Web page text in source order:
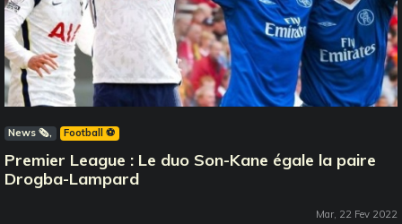
News 🗞️ Football ⚽️
Premier League : Le duo Son-Kane égale la paire
Drogba-Lampard
Mar, 22 Fev 2022